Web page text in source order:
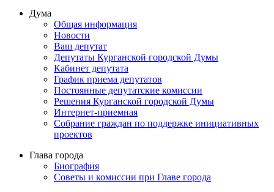
Дума
Общая информация
Новости
Ваш депутат
Депутаты Курганской городской Думы
Кабинет депутата
График приема депутатов
Постоянные депутатские комиссии
Решения Курганской городской Думы
Интернет-приемная
Собрание граждан по поддержке инициативных
проектов
Глава города
Биография
Советы и комиссии при Главе города